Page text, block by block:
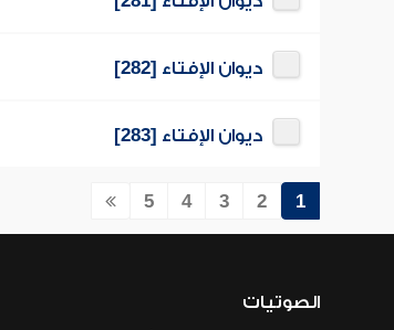
ديوان الإفتاء [282]
ديوان الإفتاء [283]
1
2
3
4
5
الصوتيات